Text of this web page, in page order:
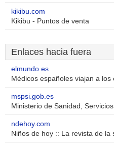
kikibu.com
Kikibu - Puntos de venta
Enlaces hacia fuera
elmundo.es
Médicos españoles viajan a los
mspsi.gob.es
Ministerio de Sanidad,
ndehoy.com
Niños de hoy :: La revista de